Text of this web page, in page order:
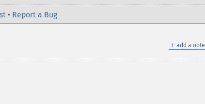
• Report a Bug
＋ add a note